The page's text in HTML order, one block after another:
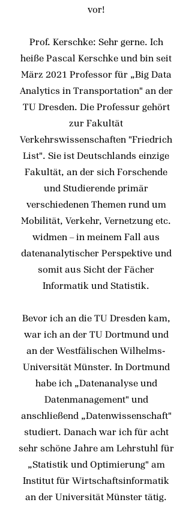
vor!
Prof. Kerschke: Sehr gerne. Ich
heiße Pascal Kerschke und bin seit
März 2021 Professor für „Big Data
Analytics in Transportation" an der
TU Dresden. Die Professur gehört
zur Fakultät
Verkehrswissenschaften "Friedrich
List". Sie ist Deutschlands einzige
Fakultät, an der sich Forschende
und Studierende primär
verschiedenen Themen rund um
Mobilität, Verkehr, Vernetzung etc.
widmen – in meinem Fall aus
datenanalytischer Perspektive und
somit aus Sicht der Fächer
Informatik und Statistik.
Bevor ich an die TU Dresden kam,
war ich an der TU Dortmund und
an der Westfälischen Wilhelms-
Universität Münster. In Dortmund
habe ich „Datenanalyse und
Datenmanagement" und
anschließend „Datenwissenschaft"
studiert. Danach war ich für acht
sehr schöne Jahre am Lehrstuhl für
„Statistik und Optimierung" am
Institut für Wirtschaftsinformatik
an der Universität Münster tätig.